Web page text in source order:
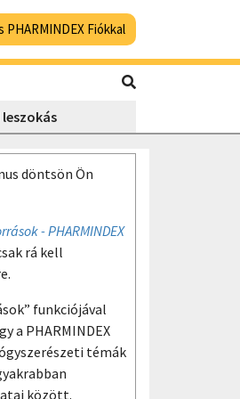
PHARMINDEX Fiókkal
döntsön Ön
- PHARMINDEX
rá kell
funkciójával
a PHARMINDEX
témák
között.